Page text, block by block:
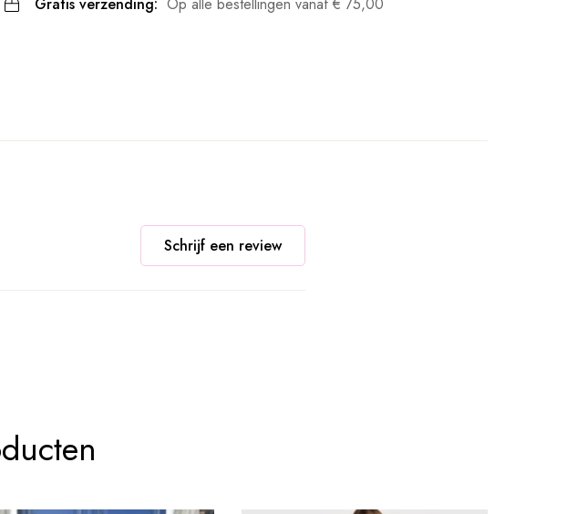
Gratis verzending: Op alle bestellingen vanaf € 75,00
Schrijf een review